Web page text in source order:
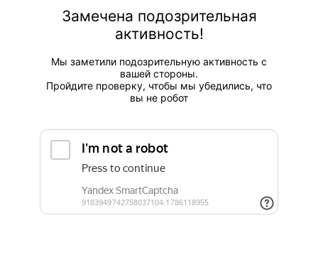
Замечена подозрительная
активность!
Мы заметили подозрительную активность с
вашей стороны.
Пройдите проверку, чтобы мы убедились, что
вы не робот